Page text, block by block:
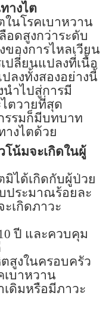
างไต
นโรคเบาหวาน
อดสูงกว่าระดับ
องการไหลเวียน
ปลี่ยนแปลงที่เนื้อ
ลงทั้งสองอย่างนี้
ำไปสู่การมี
ตวายที่สุด
รมก็มีบทบาท
างไตด้วย
น้มจะเกิดในผู้
ได้เกิดกับผู้ป่วย
ประมาณร้อยละ
เกิดภาวะ
ปี และควบคุม
สูงในครอบครัว
เบาหวาน
ดิมหรือมีภาวะ